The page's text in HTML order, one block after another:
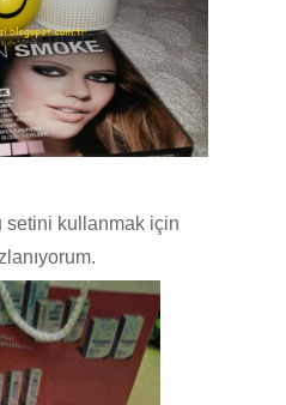
setini kullanmak için